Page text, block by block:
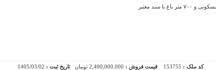
کد ملک : 153755 قیمت فروش : 2,400,000,000 تومان تاریخ ثبت : 1405/03/02